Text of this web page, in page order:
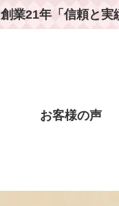
創業21年「信頼と実
お客様の声